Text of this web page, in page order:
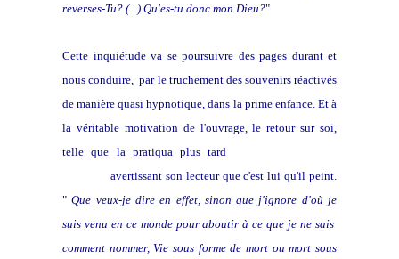
reverses-Tu? (...) Qu'es-tu donc mon Dieu?"
Cette inquiétude va se poursuivre des pages durant et
nous conduire, par le truchement des souvenirs réactivés
de manière quasi hypnotique, dans la prime enfance. Et à
la véritable motivation de l'ouvrage, le retour sur soi,
telle que la pratiqua plus tard
avertissant son lecteur que c'est lui qu'il peint.
"Que veux-je dire en effet, sinon que j'ignore d'où je
suis venu en ce monde pour aboutir à ce que je ne sais
comment nommer, Vie sous forme de mort ou mort sous